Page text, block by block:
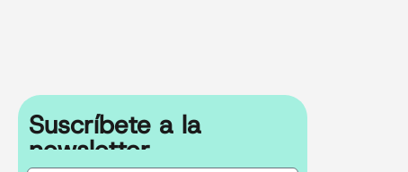
Suscríbete a la
newsletter